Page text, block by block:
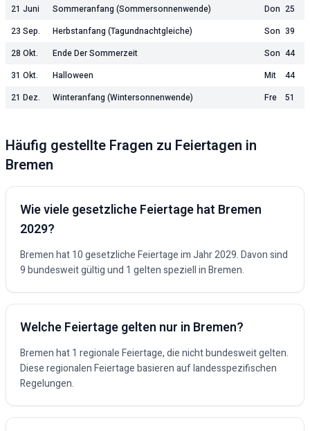
21 Juni Sommeranfang (Sommersonnenwende) Don 25
23 Sep.
Herbstanfang (Tagundnachtgleiche) Son 39
28 Okt.
Ende Der Sommerzeit Son 44
31 Okt.
Halloween Mit
44
21 Dez.
Winteranfang (Wintersonnenwende) Fre 51
Häufig gestellte Fragen zu Feiertagen in
Bremen
Wie viele gesetzliche Feiertage hat Bremen
2029?
Bremenhat10gesetzliche Feiertage im Jahr2029. Davon sind
9bundesweit gültig und 1 gelten speziell inBremen.
Welche Feiertage gelten nur in Bremen?
Bremen hat 1 regionale Feiertage, die nicht bundesweit gelten.
Diese regionalen Feiertage basieren auf landesspezifischen
Regelungen.